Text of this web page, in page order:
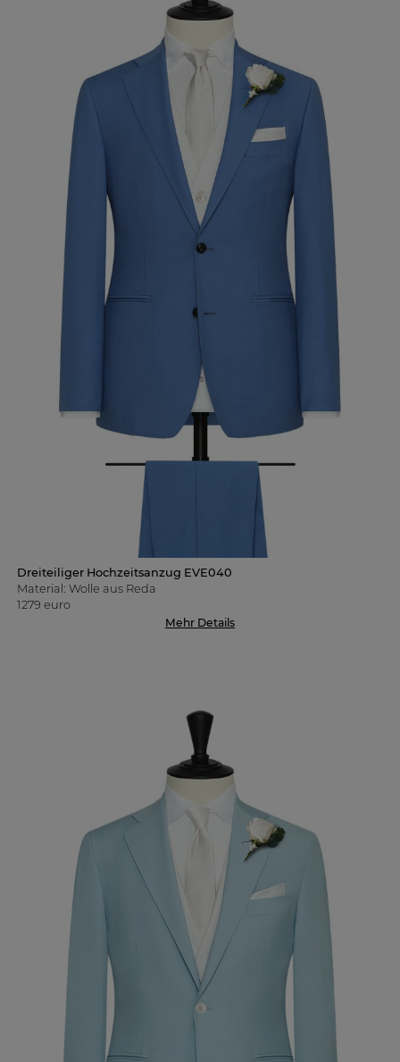
Dreiteiliger Hochzeitsanzug EVE040
Material: Wolle aus Reda
1279 euro
Mehr Details